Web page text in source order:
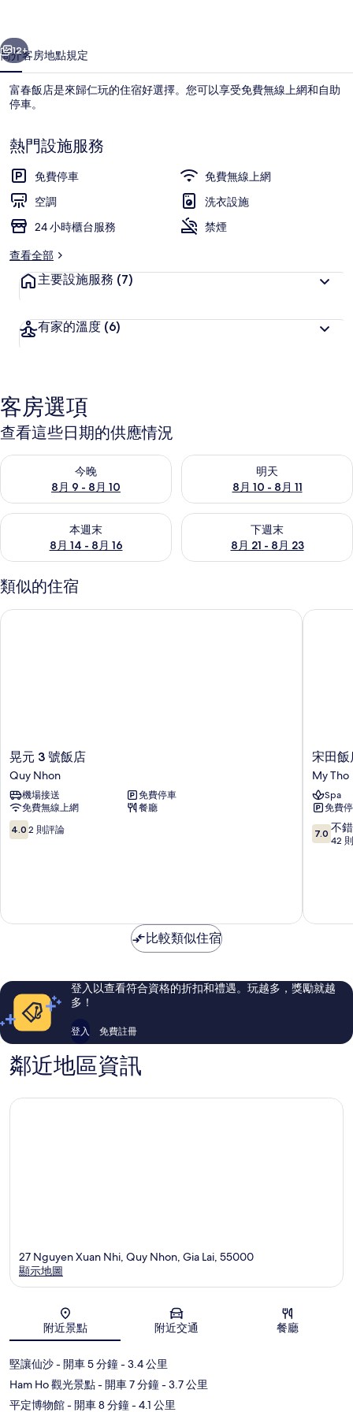
集
雙人房 | 迷你吧、書桌、免費無線上網
個 下一個
12+
簡介客房地點規定
富春飯店是來歸仁玩的住宿好選擇。您可以享受免費無線上網和自助
停車。
熱門設施服務
免費停車
免費無線上網
空調
洗衣設施
24 小時櫃台服務
禁煙
查看全部
主要設施服務 (7)
有家的溫度 (6)
客房選項
查看這些日期的供應情況
今晚
8月 9 - 8月 10
查看今晚 (8月 9 - 8月 10) 的供應情況
明天
8月 10 - 8月 11
查看明天 (8月 10 - 8月 11) 的
本週末
8月 14 - 8月 16
查看本週末 (8月 14 - 8月 16) 的供應情況
下週末
8月 21 - 8月 23
查看下週末 (8月 21 - 8月 23)
類似的住宿
晃
元
3
號
飯
店
Quy
晃元 3 號飯店
Quy Nhon
機場接送
免費停車
免費無線上網
餐廳
4.0
分，
評
4.0 2 則評論
晃元 3 號飯店
宋
田
飯
店
My
Tho
宋田飯
My Tho
Spa
免費
7.0
分，
錯
評
論
7.0 不
42
宋田飯店
比較類似住宿
登入以查看符合資格的折扣和禮遇。玩越多，獎勵就越
多！
登入 免費註冊
鄰近地區資訊
地圖
27 Nguyen Xuan Nhi, Quy Nhon, Gia Lai, 55000
顯示地圖
附近景點 附近交通 餐廳
堅讓仙沙- 開車 5 分鐘- 3.4 公里
Ham Ho 觀光景點- 開車 7 分鐘- 3.7 公里
平定博物館- 開車 8 分鐘- 4.1 公里